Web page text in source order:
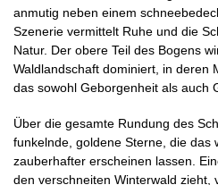
anmutig neben einem
Szenerie vermittelt Ruhe und die
Natur. Der obere Teil des Bogens
Waldlandschaft dominiert, in deren
das sowohl Geborgenheit als auch
Über die gesamte Rundung des
funkelnde, goldene Sterne, die das
zauberhafter erscheinen lassen.
den verschneiten Winterwald zieht,